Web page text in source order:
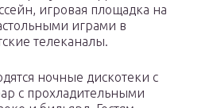
игровая площадка на
играми в
телеканалы.
ночные дискотеки с
с прохладительными